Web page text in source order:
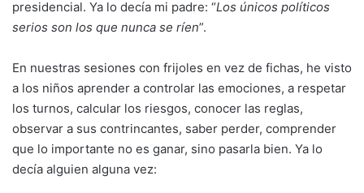
presidencial. Ya lo decía mi padre: “Los únicos políticos
serios son los que nunca se ríen”.
En nuestras sesiones con frijoles en vez de fichas, he visto
a los niños aprender a controlar las emociones, a respetar
los turnos, calcular los riesgos, conocer las reglas,
observar a sus contrincantes, saber perder, comprender
que lo importante no es ganar, sino pasarla bien. Ya lo
decía alguien alguna vez: